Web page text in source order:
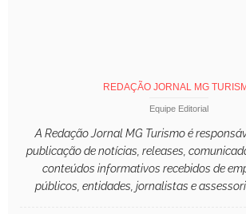
REDAÇÃO JORNAL MG
Equipe Editorial
A Redação Jornal MG Turismo é
publicação de notícias, releases,
conteúdos informativos recebidos de
públicos, entidades, jornalistas e